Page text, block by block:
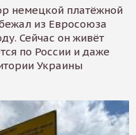
немецкой платёжной
из Евросоюза
Сейчас он живёт
по России и даже
Украины